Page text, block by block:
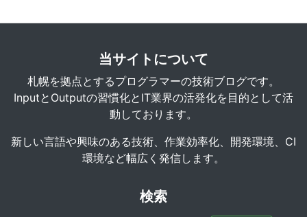
当サイトについて
札幌を拠点とするプログラマーの技術ブログです。
InputとOutputの習慣化とIT業界の活発化を目的として活
動しております。
新しい言語や興味のある技術、作業効率化、開発環境、CI
環境など幅広く発信します。
検索